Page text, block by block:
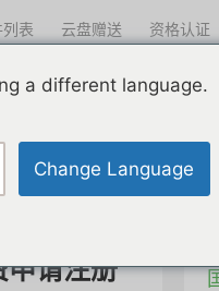
表 云盘赠送 资格认证
请注册
a different language.
Change Language